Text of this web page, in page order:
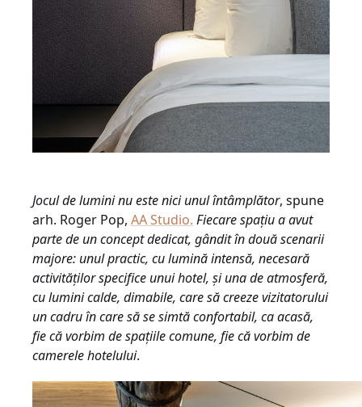
Jocul de lumini nu este nici unul întâmplător, spune
arh. Roger Pop, AA Studio. Fiecare spațiu a avut
parte de un concept dedicat, gândit în două scenarii
majore: unul practic, cu lumină intensă, necesară
activităților specifice unui hotel, și una de atmosferă,
cu lumini calde, dimabile, care să creeze vizitatorului
un cadru în care să se simtă confortabil, ca acasă,
fie că vorbim de spațiile comune, fie că vorbim de
camerele hotelului.